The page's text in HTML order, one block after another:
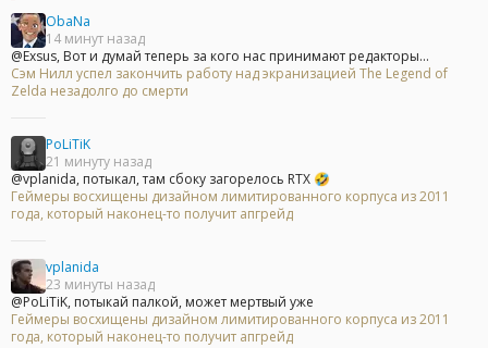
ObaNa
14 минут назад
@Exsus, Вот и думай теперь за кого нас принимают редакторы...
Сэм Нилл успел закончить работу над экранизацией The Legend of
Zelda незадолго до смерти
PoLiTiK
21 минуту назад
@vplanida, потыкал, там сбоку загорелось RTX 🤣
Геймеры восхищены дизайном лимитированного корпуса из 2011
года, который наконец-то получит апгрейд
vplanida
23 минуты назад
@PoLiTiK, потыкай палкой, может мертвый уже
Геймеры восхищены дизайном лимитированного корпуса из 2011
года, который наконец-то получит апгрейд